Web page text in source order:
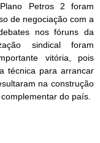
Petros 2 foram
de negociação com a
nos fóruns da
sindical foram
vitória, pois
técnica para arrancar
na construção
do país.